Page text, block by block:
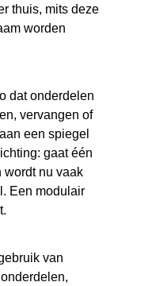
thuis, mits deze
worden
dat onderdelen
vervangen of
een spiegel
gaat één
wordt nu vaak
Een modulair
van